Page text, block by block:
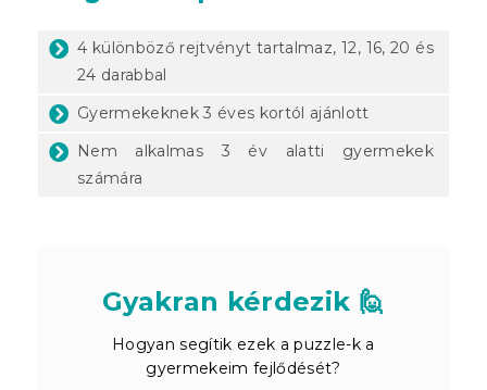
4 különböző rejtvényt tartalmaz, 12, 16, 20 és
24 darabbal
Gyermekeknek 3 éves kortól ajánlott
Nem alkalmas 3 év alatti gyermekek
számára
Gyakran kérdezik 🙋
Hogyan segítik ezek a puzzle-k a
gyermekeim fejlődését?